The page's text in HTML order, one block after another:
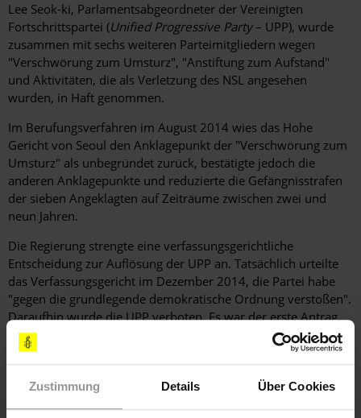
Zustimmung Details Über Cookies
Lee Seok-ki, Parlamentsabgeordneter der Vereinigten
Fortschrittspartei (Unified Progressive Party– UPP), wurde
zusammen mit sechs weiteren Parteimitgliedern wegen
"Verschwörung zum Umsturz", "Anstiftung zum Aufstand"
und Aktivitäten, die als Verletzung des NSL angesehen
wurden, in Haft genommen.
Im Berufungsverfahren im August 2014 wies das Hohe
Gericht von Seoul den Anklagepunkt der "Verschwörung zum
Umsturz" als unbegründet zurück, bestätigte jedoch die
anderen Anklagepunkte und reduzierte die Gefängnisstrafen
der sieben Angeklagten auf Zeiträume zwischen zwei und
neun Jahren.
Die Regierung strengte eine verfassungsgerichtliche
Entscheidung zur Auflösung der UPP an. Tatsächlich urteilte
das Verfassungsgericht im Dezember 2014, die Partei habe
"gegen die grundlegende demokratische Ordnung verstoßen".
Daraufhin wurde die UPP verboten. Es war der erste Antrag
der Regierung auf ein Parteiverbot seit der Demokratisierung
im Jahr 1987 und die erste Parteiauflösung seit 1958.
Recht auf Versammlungsfreiheit